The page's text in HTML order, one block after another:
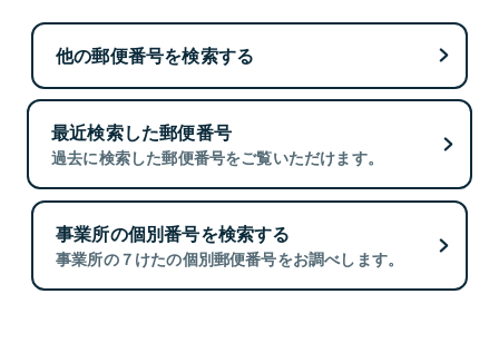
他の郵便番号を検索する
最近検索した郵便番号
過去に検索した郵便番号をご覧いただけます。
事業所の個別番号を検索する
事業所の７けたの個別郵便番号をお調べします。